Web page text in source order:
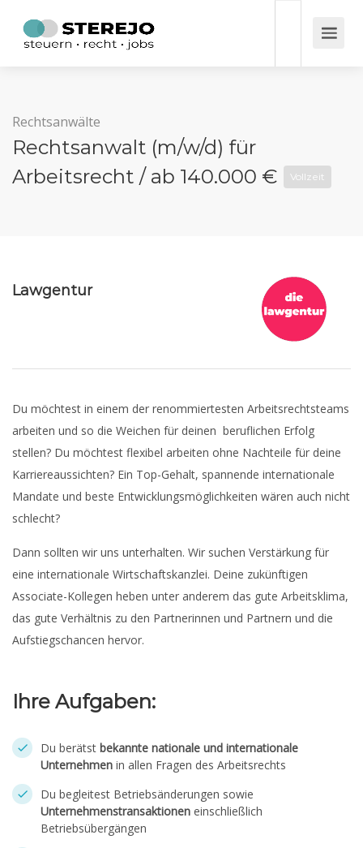
Rechtsanwälte
Rechtsanwalt (m/w/d) für
Arbeitsrecht / ab 140.000 €
Vollzeit
Lawgentur
Du möchtest in einem der renommiertesten Arbeitsrechtsteams
arbeiten und so die Weichen für deinen beruflichen Erfolg
stellen? Du möchtest flexibel arbeiten ohne Nachteile für deine
Karriereaussichten? Ein Top-Gehalt, spannende internationale
Mandate und beste Entwicklungsmöglichkeiten wären auch nicht
schlecht?
Dann sollten wir uns unterhalten. Wir suchen Verstärkung für
eine internationale Wirtschaftskanzlei. Deine zukünftigen
Associate-Kollegen heben unter anderem das gute Arbeitsklima,
das gute Verhältnis zu den Partnerinnen und Partnern und die
Aufstiegschancen hervor.
Ihre Aufgaben:
Du berätst bekannte nationale und internationale
Unternehmen in allen Fragen des Arbeitsrechts
Du begleitest Betriebsänderungen sowie
Unternehmenstransaktionen einschließlich
Betriebsübergängen